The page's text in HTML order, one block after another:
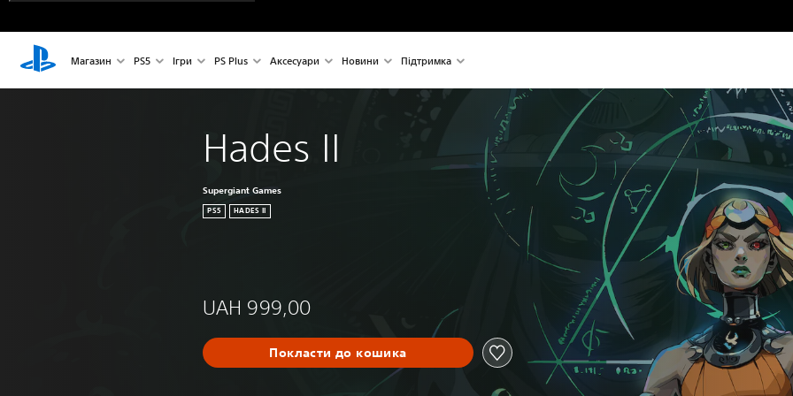
Магазин PS5 Ігри PS Plus Аксесуари Новини Підтримка
Hades II
Supergiant Games
PS5 HADES II
UAH 999,00
Покласти до кошика